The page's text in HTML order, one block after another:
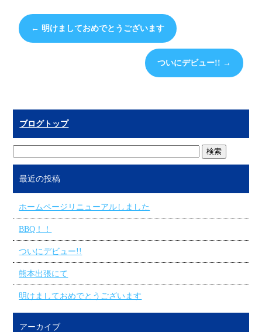
← 明けましておめでとうございます
ついにデビュー!! →
ブログトップ
最近の投稿
ホームページリニューアルしました
BBQ！！
ついにデビュー!!
熊本出張にて
明けましておめでとうございます
アーカイブ